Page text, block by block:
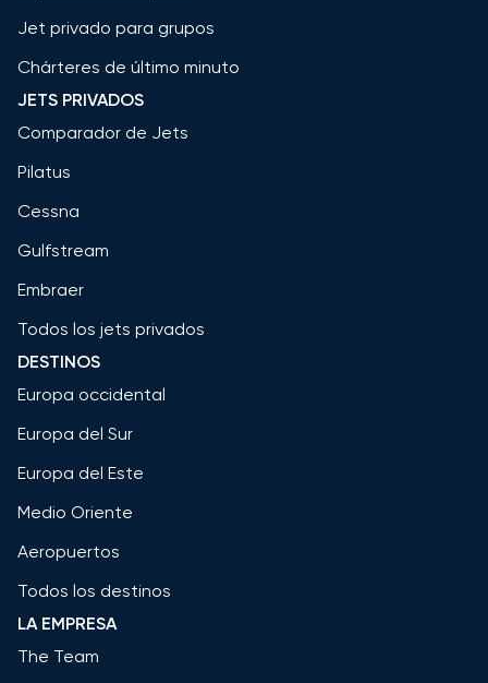
Jet privado para grupos
Chárteres de último minuto
JETS PRIVADOS
Comparador de Jets
Pilatus
Cessna
Gulfstream
Embraer
Todos los jets privados
DESTINOS
Europa occidental
Europa del Sur
Europa del Este
Medio Oriente
Aeropuertos
Todos los destinos
LA EMPRESA
The Team